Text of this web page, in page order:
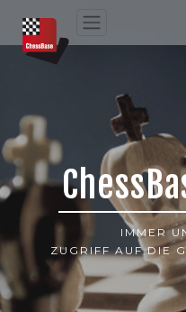
IMMER
ZUGRIFF AUF DIE